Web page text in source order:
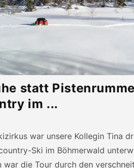
statt
im ...
war unsere Kollegin Tina
Ski im Böhmerwald
war die Tour durch den